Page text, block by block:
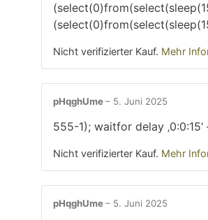
Nicht verifizierter Kauf. Mehr
pHqghUme– 5. Juni 2025
555-1); waitfor delay
Nicht verifizierter Kauf. Mehr
pHqghUme– 5. Juni 2025